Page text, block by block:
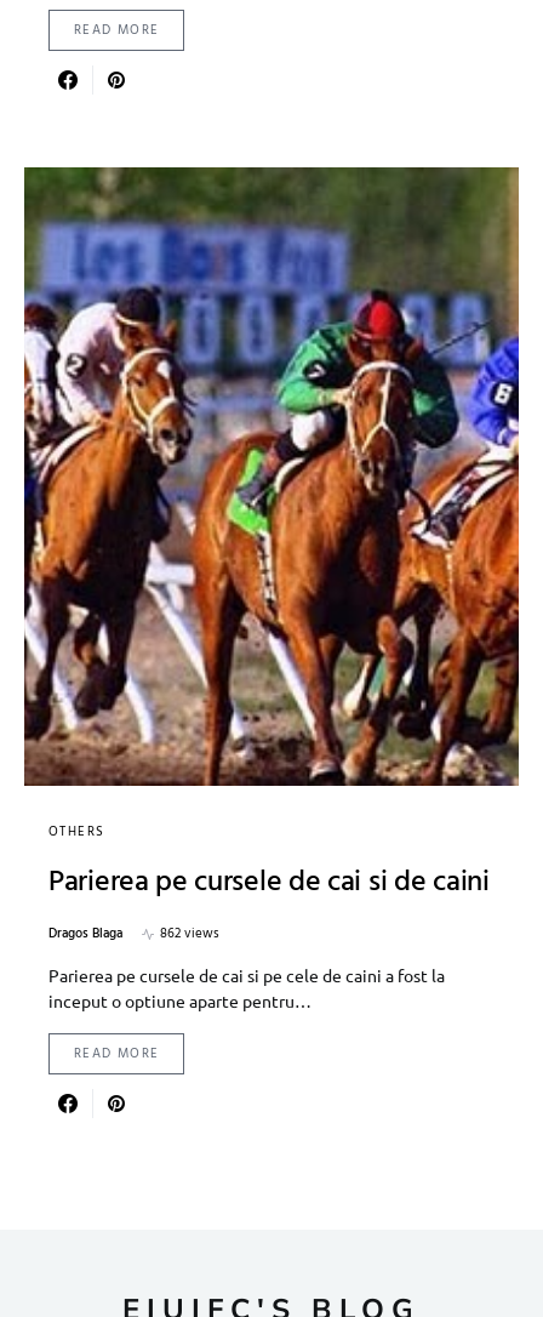
READ MORE
OTHERS
Parierea pe cursele de cai si de caini
Dragos Blaga
862 views
Parierea pe cursele de cai si pe cele de caini a fost la
inceput o optiune aparte pentru…
READ MORE